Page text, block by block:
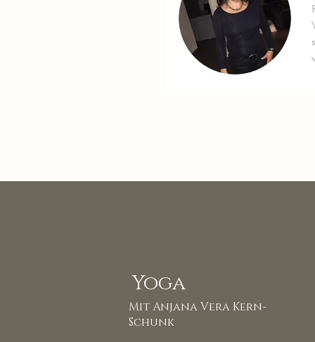
Yoga
Mit Anjana Vera Kern-
Schunk